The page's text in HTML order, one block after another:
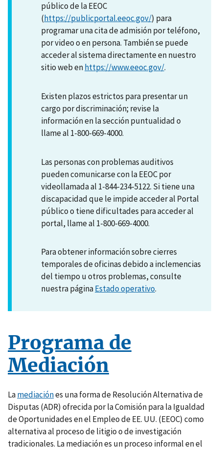
público de la EEOC
(https://publicportal.eeoc.gov/) para
programar una cita de admisión por teléfono,
por video o en persona. También se puede
acceder al sistema directamente en nuestro
sitio web enhttps://www.eeoc.gov/.
Existen plazos estrictos para presentar un
cargo por discriminación; revise la
información en la sección puntualidad o
llame al 1-800-669-4000.
Las personas con problemas auditivos
pueden comunicarse con la EEOC por
videollamada al 1-844-234-5122. Si tiene una
discapacidad que le impide acceder al Portal
público o tiene dificultades para acceder al
portal, llame al 1-800-669-4000.
Para obtener información sobre cierres
temporales de oficinas debido a inclemencias
del tiempo u otros problemas, consulte
nuestra páginaEstado operativo.
Programa de
Mediación
Lamediaciónes una forma de Resolución Alternativa de
Disputas (ADR) ofrecida por la Comisión para la Igualdad
de Oportunidades en el Empleo de EE. UU. (EEOC) como
alternativa al proceso de litigio o de investigación
tradicionales. La mediación es un proceso informal en el